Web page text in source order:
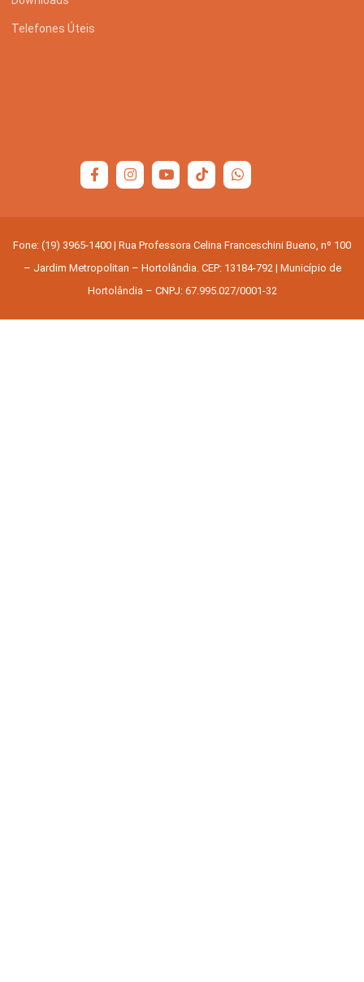
Telefones Úteis
Fone: (19) 3965-1400 | Rua Professora Celina Franceschini Bueno, nº 100
– Jardim Metropolitan – Hortolândia. CEP: 13184-792 | Município de
Hortolândia – CNPJ: 67.995.027/0001-32